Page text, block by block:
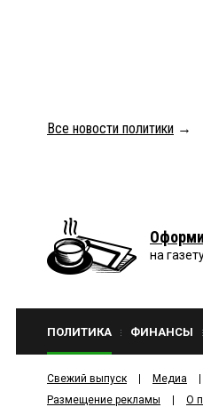
Все новости политики →
на
ПОЛИТИКА ФИНАНСЫ
Свежий выпуск Медиа
Размещение рекламы
О